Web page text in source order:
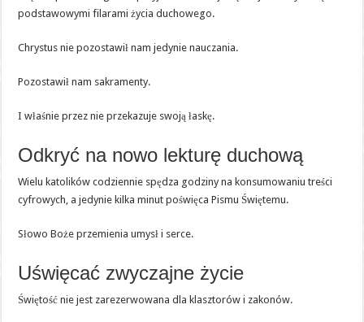
podstawowymi filarami życia duchowego.
Chrystus nie pozostawił nam jedynie nauczania.
Pozostawił nam sakramenty.
I właśnie przez nie przekazuje swoją łaskę.
Odkryć na nowo lekturę duchową
Wielu katolików codziennie spędza godziny na konsumowaniu treści
cyfrowych, a jedynie kilka minut poświęca Pismu Świętemu.
Słowo Boże przemienia umysł i serce.
Uświęcać zwyczajne życie
Świętość nie jest zarezerwowana dla klasztorów i zakonów.